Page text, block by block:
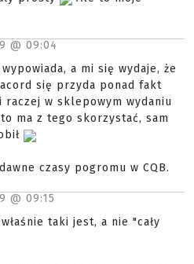
@ 09:04
a mi się wydaje, że
się przyda ponad fakt
w sklepowym wydaniu
ma z tego skorzystać, sam
czasy pogromu w CQB.
@ 09:15
taki jest, a nie "cały